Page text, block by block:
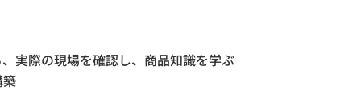
実際の現場を確認し、商品知識を学ぶ